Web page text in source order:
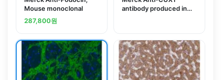
Mouse monoclonal
287,800원
antibody produced in